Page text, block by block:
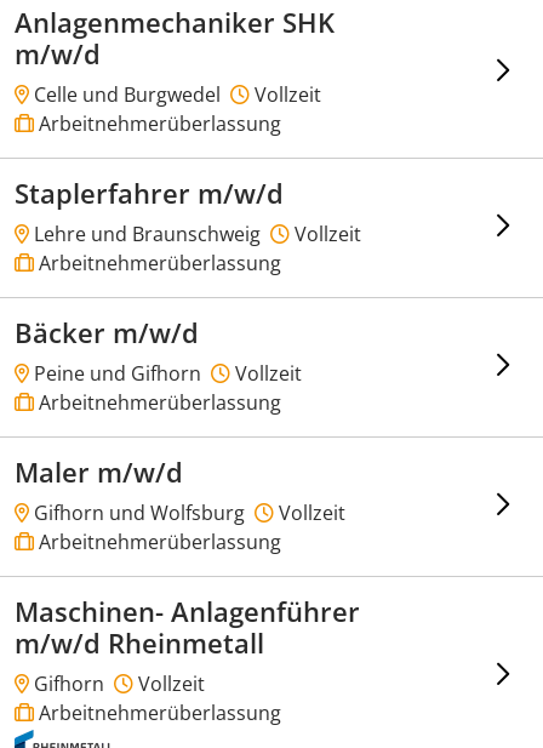
Anlagenmechaniker SHK
m/w/d
Celle und Burgwedel
Vollzeit
Arbeitnehmerüberlassung
Staplerfahrer m/w/d
Lehre und Braunschweig
Vollzeit
Arbeitnehmerüberlassung
Bäcker m/w/d
Peine und Gifhorn
Vollzeit
Arbeitnehmerüberlassung
Maler m/w/d
Gifhorn und Wolfsburg
Vollzeit
Arbeitnehmerüberlassung
Maschinen- Anlagenführer
m/w/d Rheinmetall
Gifhorn
Vollzeit
Arbeitnehmerüberlassung